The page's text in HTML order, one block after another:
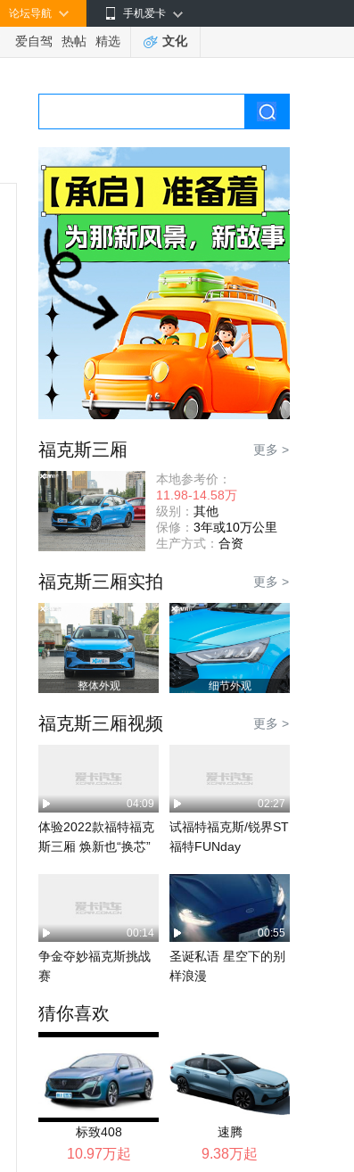
手机爱卡
论坛导航
爱自驾 热帖 精选 文化
福克斯三厢 更多 >
本地参考价：
11.98-14.58万
级别： 其他
保修： 3年或10万公里
生产方式： 合资
福克斯三厢实拍 更多 >
整体外观 细节外观
福克斯三厢视频 更多 >
04:09
体验2022款福特福克
斯三厢 焕新也“换芯”
02:27
试福特福克斯/锐界ST
福特FUNday
00:14
争金夺妙福克斯挑战
赛
00:55
圣诞私语 星空下的别
样浪漫
猜你喜欢
标致408
10.97万起
速腾
9.38万起